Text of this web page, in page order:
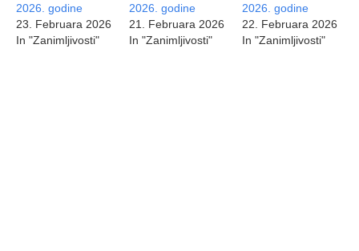
2026. godine
23. Februara 2026
In "Zanimljivosti"
2026. godine
21. Februara 2026
In "Zanimljivosti"
2026. godine
22. Februara 2026
In "Zanimljivosti"